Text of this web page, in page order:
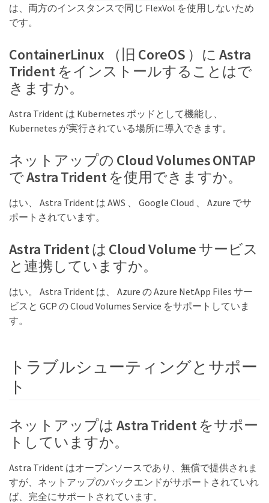
は、両方のインスタンスで同じ FlexVol を使用しないため
です。
ContainerLinux （旧 CoreOS ）に Astra
Trident をインストールすることはで
きますか。
Astra Trident は Kubernetes ポッドとして機能し、
Kubernetes が実行されている場所に導入できます。
ネットアップの Cloud Volumes ONTAP
で Astra Trident を使用できますか。
はい、 Astra Trident は AWS 、 Google Cloud 、 Azure でサ
ポートされています。
Astra Trident は Cloud Volume サービス
と連携していますか。
はい。 Astra Trident は、 Azure の Azure NetApp Files サー
ビスと GCP の Cloud Volumes Service をサポートしていま
す。
トラブルシューティングとサポー
ト
ネットアップは Astra Trident をサポー
トしていますか。
Astra Trident はオープンソースであり、無償で提供されま
すが、ネットアップのバックエンドがサポートされていれ
ば、完全にサポートされています。